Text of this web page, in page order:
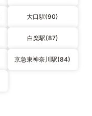
大口駅(90)
白楽駅(87)
京急東神奈川駅(84)